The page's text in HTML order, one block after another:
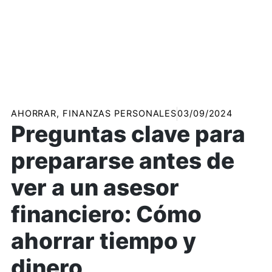
AHORRAR, FINANZAS PERSONALES03/09/2024
Preguntas clave para
prepararse antes de
ver a un asesor
financiero: Cómo
ahorrar tiempo y